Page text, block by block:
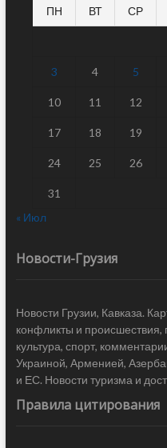
ПН ВТ СР
3 4 5
10 11 12
17 18 19
24 25 26
31
« Июл
Новости-Грузия
Новости Грузии, Кавказа.
конфликты и происшествия,
культура, спорт,
Украиной, Арменией,
и ЕС. Новости туризма и
Правила цитирования